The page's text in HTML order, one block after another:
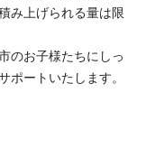
み上げられる量は限
のお子様たちにしっ
ートいたします。